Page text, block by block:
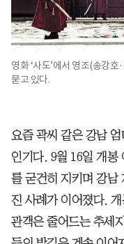
영화 ‘사도’에서 영조(송강
묻고 있다.
요즘 곽씨 같은 강남
인기다. 9월 16일 개봉
를 굳건히 지키며 강남
진 사례가 이어졌다.
관객은 줄어드는 추세